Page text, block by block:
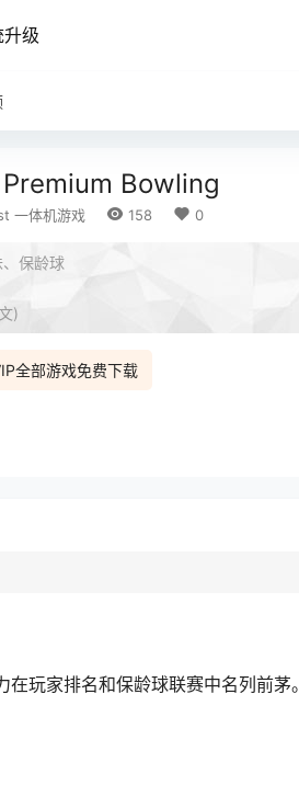
级
Premium Bowling
一体机游戏 158 0
保龄球
)
全部游戏免费下载
玩家排名和保龄球联赛中名列前茅。